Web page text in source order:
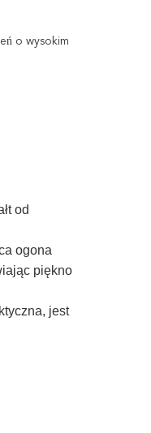
o wysokim
od
ogona
piękno
jest